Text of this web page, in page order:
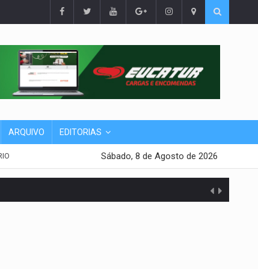
ARQUIVO EDITORIAS
Sábado, 8 de Agosto de 2026